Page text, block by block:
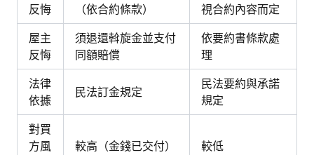
反悔
（依合約條款）
視合約內容而定
屋主
反悔
須退還斡旋金並支付
同額賠償
依要約書條款處
理
法律
依據
民法訂金規定
民法要約與承諾
規定
對買
方風
較高（金錢已交付） 較低